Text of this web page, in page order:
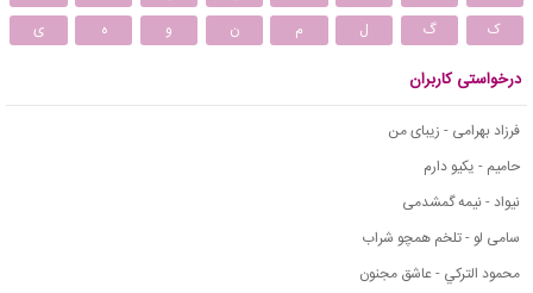
ک
گ ل م ن و ه ی
درخواستی کاربران
فرزاد بهرامی - زیبای من
حامیم - یکیو دارم
نیواد - نیمه گمشدمی
سامی لو - تلخم همچو شراب
محمود التركي - عاشق مجنون